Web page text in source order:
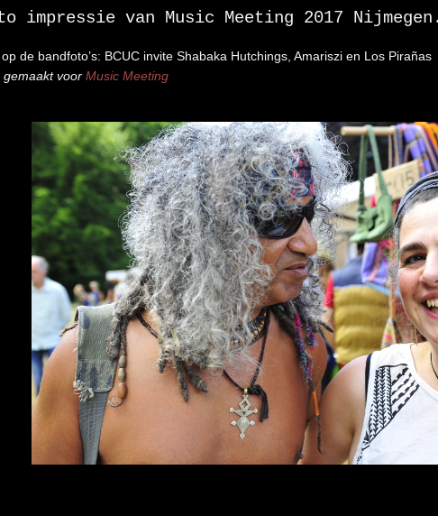
impressie van Music Meeting 2017 Nijmegen.
de bandfoto’s: BCUC invite Shabaka Hutchings, Amariszi en Los Pirañas
gemaakt voor Music Meeting